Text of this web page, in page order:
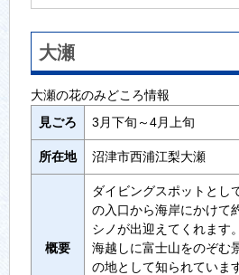
大瀬
大瀬の花のみどころ情報
見ごろ
3月下旬～4月上旬
所在地 沼津市西浦江梨大瀬
概要
ダイビングスポットとし
の入口から海岸にかけて
シノが出迎えてくれます。
海越しに富士山をのぞむ
の地として知られています